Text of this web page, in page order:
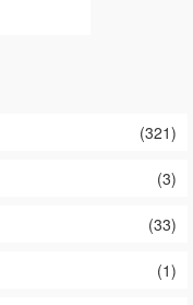
(321)
(3)
(33)
(1)